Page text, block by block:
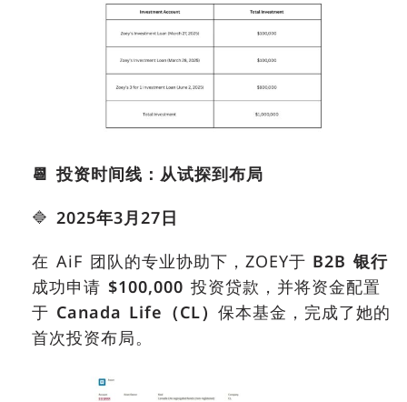
📆 投资时间线：从试探到布局
🔷 2025年3月27日
在 AiF 团队的专业协助下，ZOEY于 B2B银行
成功申请 $100,000 投资贷款，并将资金配置
于 Canada Life （CL） 保本基金，完成了她的
首次投资布局。